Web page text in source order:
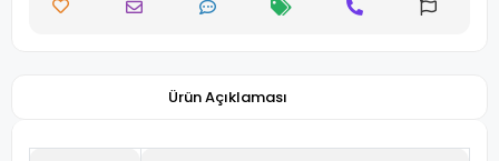
Ürün Açıklaması